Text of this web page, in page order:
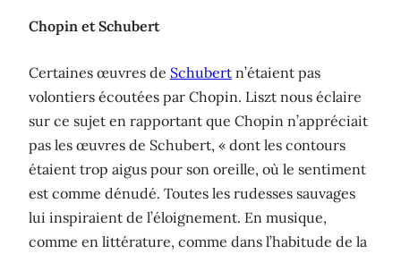
Chopin et Schubert
Certaines œuvres de Schubert n’étaient pas
volontiers écoutées par Chopin. Liszt nous éclaire
sur ce sujet en rapportant que Chopin n’appréciait
pas les œuvres de Schubert, « dont les contours
étaient trop aigus pour son oreille, où le sentiment
est comme dénudé. Toutes les rudesses sauvages
lui inspiraient de l’éloignement. En musique,
comme en littérature, comme dans l’habitude de la